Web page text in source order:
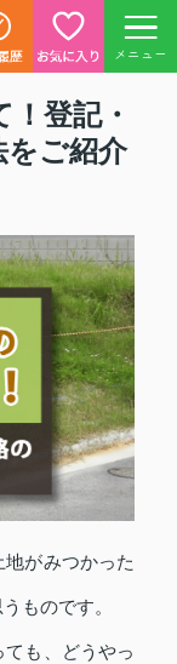
メニュー
登記・
をご紹介
がみつかった
ものです。
も、どうやっ